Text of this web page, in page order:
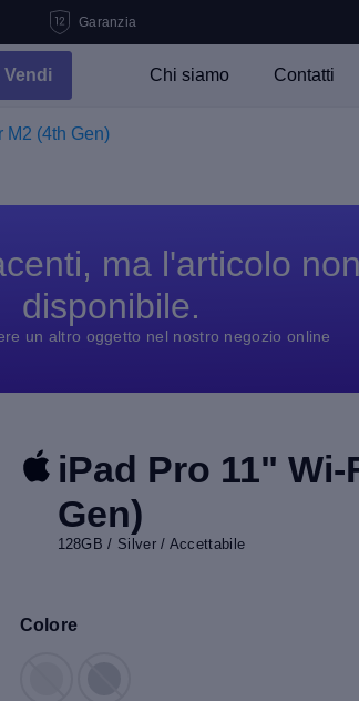
Garanzia
Vendi Chi siamo Contatti
M2 (4th Gen)
ma l'articolo
disponibile.
un altro oggetto nel nostro negozio online
iPad Pro 11"
Gen)
128GB / Silver / Accettabile
Colore